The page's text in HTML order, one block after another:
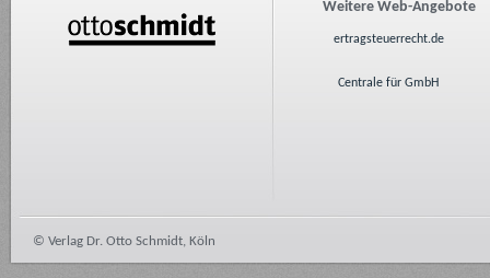
Weitere Web-Angebote
ertragsteuerrecht.de
Centrale für GmbH
© Verlag Dr. Otto Schmidt, Köln